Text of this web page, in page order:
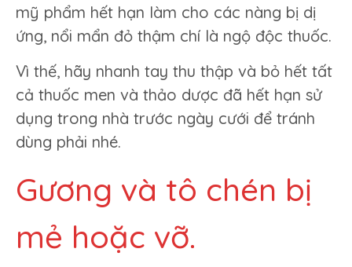
mỹ phẩm hết hạn làm cho các nàng bị dị
ứng, nổi mẩn đỏ thậm chí là ngộ độc thuốc.
Vì thế, hãy nhanh tay thu thập và bỏ hết tất
cả thuốc men và thảo dược đã hết hạn sử
dụng trong nhà trước ngày cưới để tránh
dùng phải nhé.
Gương và tô chén bị
mẻ hoặc vỡ.